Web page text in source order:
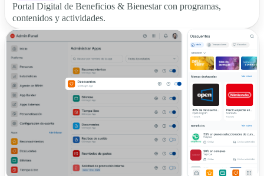
Portal Digital de Beneficios & Bienestar con programas,
contenidos y actividades.